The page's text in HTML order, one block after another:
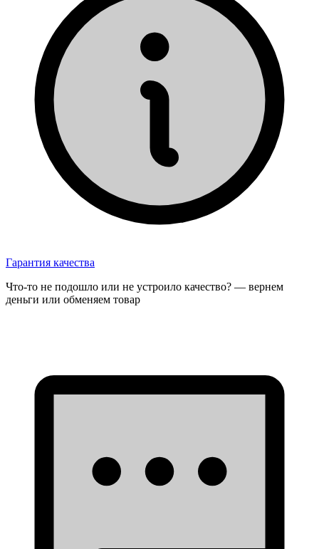
Гарантия качества
Что-то не подошло или не устроило качество? — вернем
деньги или обменяем товар